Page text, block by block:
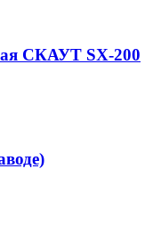
СКАУТ SX-200